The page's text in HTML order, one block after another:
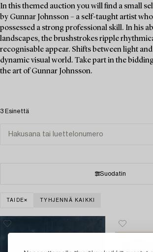
In this themed auction you will find a small
by Gunnar Johnsson – a self-taught artist
possessed a strong professional skill. In his
landscapes, the brushstrokes ripple
recognisable appear. Shifts between light
dynamic visual world. Take part in the
the art of Gunnar Johnsson.
3 Esinettä
Suodatin
TAIDE TYHJENNÄ KAIKKI